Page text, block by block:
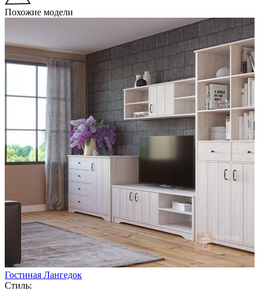
Похожие модели
Гостиная Лангедок
Стиль: